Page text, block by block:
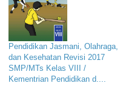
Pendidikan Jasmani, Olahraga,
dan Kesehatan Revisi 2017
SMP/MTs Kelas VIII /
Kementrian Pendidikan d....